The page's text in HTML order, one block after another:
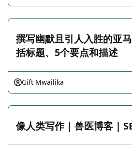
撰写幽默且引人入胜的亚
括标题、5个要点和描述
Gift Mwailika
像人类写作 | 兽医博客 |